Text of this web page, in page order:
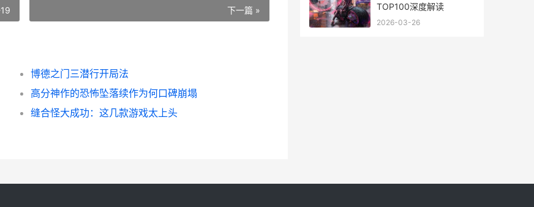
下一篇 »
博德之门三潜行开局法
高分神作的恐怖坠落续作为何口碑崩塌
缝合怪大成功：这几款游戏太上头
TOP100深度解读
2026-03-26